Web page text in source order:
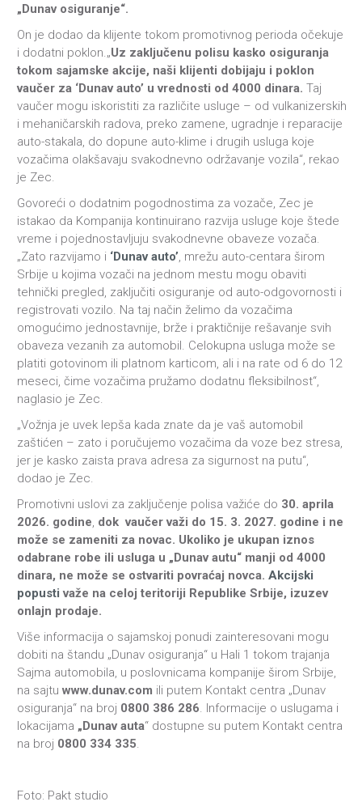
„Dunav osiguranje“.
On je dodao da klijente tokom promotivnog perioda očekuje
i dodatni poklon.„Uz zaključenu polisu kasko osiguranja
tokom sajamske akcije, naši klijenti dobijaju i poklon
vaučer za ‘Dunav auto’ u vrednosti od 4000 dinara. Taj
vaučer mogu iskoristiti za različite usluge – od vulkanizerskih
i mehaničarskih radova, preko zamene, ugradnje i reparacije
auto-stakala, do dopune auto-klime i drugih usluga koje
vozačima olakšavaju svakodnevno održavanje vozila“, rekao
je Zec.
Govoreći o dodatnim pogodnostima za vozače, Zec je
istakao da Kompanija kontinuirano razvija usluge koje štede
vreme i pojednostavljuju svakodnevne obaveze vozača.
„Zato razvijamo i ‘Dunav auto’, mrežu auto-centara širom
Srbije u kojima vozači na jednom mestu mogu obaviti
tehnički pregled, zaključiti osiguranje od auto-odgovornosti i
registrovati vozilo. Na taj način želimo da vozačima
omogućimo jednostavnije, brže i praktičnije rešavanje svih
obaveza vezanih za automobil. Celokupna usluga može se
platiti gotovinom ili platnom karticom, ali i na rate od 6 do 12
meseci, čime vozačima pružamo dodatnu fleksibilnost“,
naglasio je Zec.
„Vožnja je uvek lepša kada znate da je vaš automobil
zaštićen – zato i poručujemo vozačima da voze bez stresa,
jer je kasko zaista prava adresa za sigurnost na putu“,
dodao je Zec.
Promotivni uslovi za zaključenje polisa važiće do 30. aprila
2026. godine, dok vaučer važi do 15. 3. 2027. godine i ne
može se zameniti za novac. Ukoliko je ukupan iznos
odabrane robe ili usluga u „Dunav autu“ manji od 4000
dinara, ne može se ostvariti povraćaj novca. Akcijski
popusti važe na celoj teritoriji Republike Srbije, izuzev
onlajn prodaje.
Više informacija o sajamskoj ponudi zainteresovani mogu
dobiti na štandu „Dunav osiguranja“ u Hali 1 tokom trajanja
Sajma automobila, u poslovnicama kompanije širom Srbije,
na sajtu www.dunav.com ili putem Kontakt centra „Dunav
osiguranja“ na broj 0800 386 286. Informacije o uslugama i
lokacijama „Dunav auta“ dostupne su putem Kontakt centra
na broj 0800 334 335.
Foto: Pakt studio